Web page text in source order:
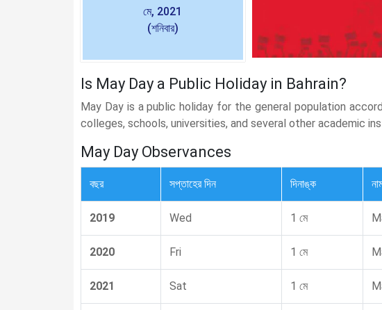
মে, 2021
(শনিবার)
Is May Day a Public Holiday in Bahrain?
May Day is a public holiday for the general population
colleges, schools, universities, and several other academic
May Day Observances
বছর সপ্তাহের দিন দিনাঙ্ক
2019 Wed 1 মে
2020 Fri 1 মে
2021 Sat 1 মে